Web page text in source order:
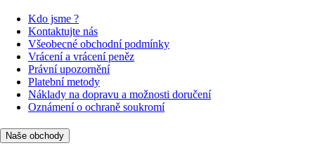
Kdo jsme ?
Kontaktujte nás
Všeobecné obchodní podmínky
Vrácení a vrácení peněz
Právní upozornění
Platební metody
Náklady na dopravu a možnosti doručení
Oznámení o ochraně soukromí
Naše obchody